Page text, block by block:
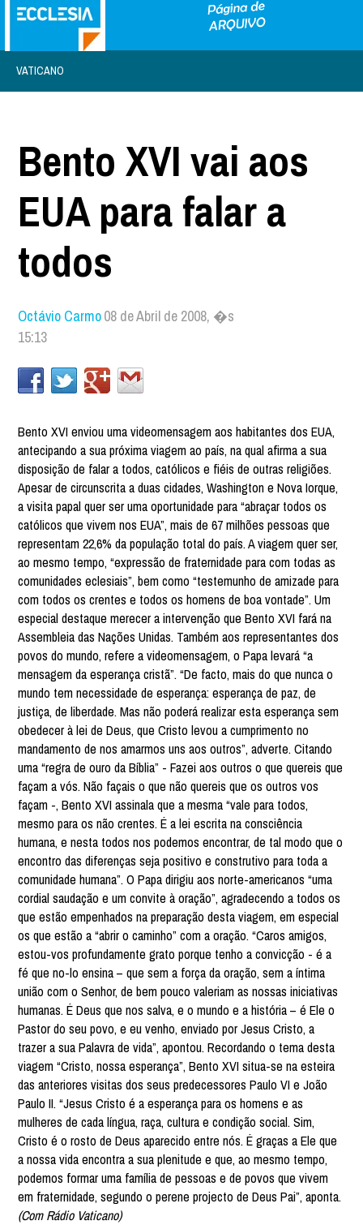
VATICANO
Bento XVI vai aos
EUA para falar a
todos
Octávio Carmo08 de Abril de 2008, �s
15:13
Bento XVI enviou uma videomensagem aos habitantes dos EUA,
antecipando a sua próxima viagem ao país, na qual afirma a sua
disposição de falar a todos, católicos e fiéis de outras religiões.
Apesar de circunscrita a duas cidades, Washington e Nova Iorque,
a visita papal quer ser uma oportunidade para “abraçar todos os
católicos que vivem nos EUA”, mais de 67 milhões pessoas que
representam 22,6% da população total do país. A viagem quer ser,
ao mesmo tempo, “expressão de fraternidade para com todas as
comunidades eclesiais”, bem como “testemunho de amizade para
com todos os crentes e todos os homens de boa vontade”. Um
especial destaque merecer a intervenção que Bento XVI fará na
Assembleia das Nações Unidas. Também aos representantes dos
povos do mundo, refere a videomensagem, o Papa levará “a
mensagem da esperança cristã”. “De facto, mais do que nunca o
mundo tem necessidade de esperança: esperança de paz, de
justiça, de liberdade. Mas não poderá realizar esta esperança sem
obedecer à lei de Deus, que Cristo levou a cumprimento no
mandamento de nos amarmos uns aos outros”, adverte. Citando
uma “regra de ouro da Bíblia” - Fazei aos outros o que quereis que
façam a vós. Não façais o que não quereis que os outros vos
façam -, Bento XVI assinala que a mesma “vale para todos,
mesmo para os não crentes. É a lei escrita na consciência
humana, e nesta todos nos podemos encontrar, de tal modo que o
encontro das diferenças seja positivo e construtivo para toda a
comunidade humana”. O Papa dirigiu aos norte-americanos “uma
cordial saudação e um convite à oração”, agradecendo a todos os
que estão empenhados na preparação desta viagem, em especial
os que estão a “abrir o caminho” com a oração. “Caros amigos,
estou-vos profundamente grato porque tenho a convicção - é a
fé que no-lo ensina – que sem a força da oração, sem a íntima
união com o Senhor, de bem pouco valeriam as nossas iniciativas
humanas. É Deus que nos salva, e o mundo e a história – é Ele o
Pastor do seu povo, e eu venho, enviado por Jesus Cristo, a
trazer a sua Palavra de vida”, apontou. Recordando o tema desta
viagem “Cristo, nossa esperança”, Bento XVI situa-se na esteira
das anteriores visitas dos seus predecessores Paulo VI e João
Paulo II. “Jesus Cristo é a esperança para os homens e as
mulheres de cada língua, raça, cultura e condição social. Sim,
Cristo é o rosto de Deus aparecido entre nós. É graças a Ele que
a nossa vida encontra a sua plenitude e que, ao mesmo tempo,
podemos formar uma família de pessoas e de povos que vivem
em fraternidade, segundo o perene projecto de Deus Pai”, aponta.
(Com Rádio Vaticano)